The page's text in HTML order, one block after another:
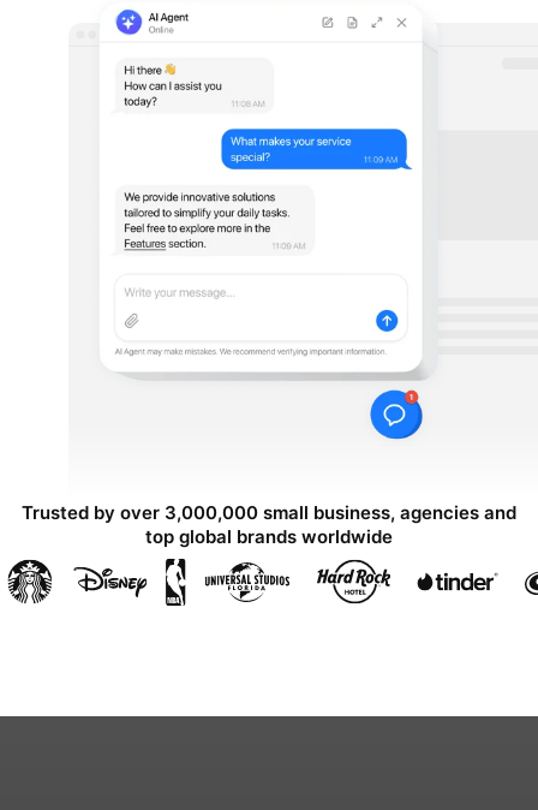
Trusted by over 3,000,000 small business, agencies and
top global brands worldwide